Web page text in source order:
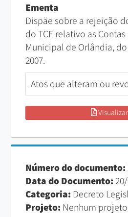
Ementa
Dispäe sobre a rejeição
do TCE relativo as
Municipal de Orlândia, do
2007.
Atos que alteram ou
Visualizar
Número do documento:
Data do Documento:
Categoria: Decreto
Projeto: Nenhum